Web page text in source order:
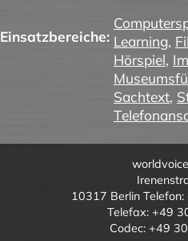
Einsatzbereiche: Learning,
Hörspiel,
Sachtext,
10317 Berlin
Telefax: +49
Codec: +49